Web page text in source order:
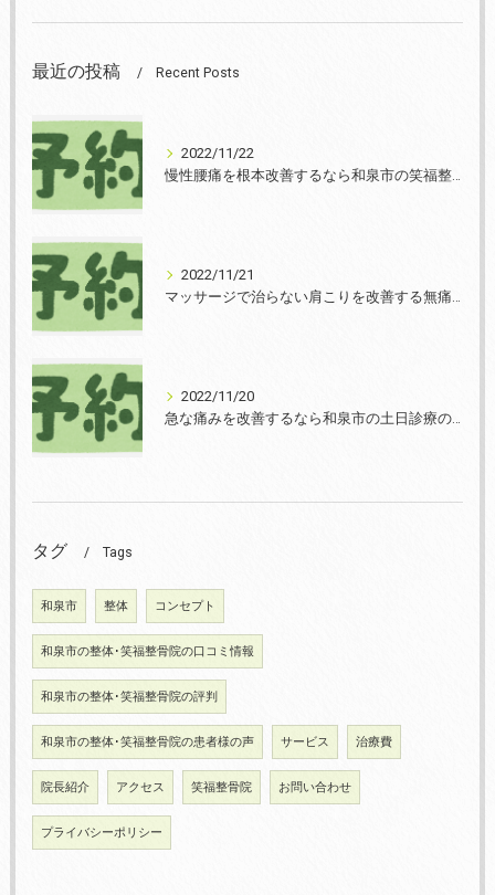
最近の投稿 Recent Posts
2022/11/22
慢性腰痛を根本改善するなら和泉市の笑福整骨院【2022年11月22日の予約状況】
2022/11/21
マッサージで治らない肩こりを改善する無痛整体和泉市笑福整骨院【2022年11月21日の予約状況】
2022/11/20
急な痛みを改善するなら和泉市の土日診療の笑福整骨院【2022年11月20日の予約状況】
タグ Tags
和泉市 整体 コンセプト
和泉市の整体･笑福整骨院の口コミ情報
和泉市の整体･笑福整骨院の評判
和泉市の整体･笑福整骨院の患者様の声 サービス 治療費
院長紹介 アクセス 笑福整骨院 お問い合わせ
プライバシーポリシー